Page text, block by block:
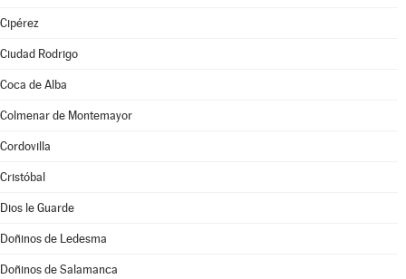
Cipérez
Ciudad Rodrigo
Coca de Alba
Colmenar de Montemayor
Cordovilla
Cristóbal
Dios le Guarde
Doñinos de Ledesma
Doñinos de Salamanca